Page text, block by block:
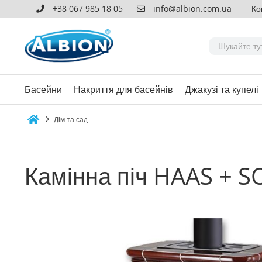
+38 067 985 18 05 info@albion.com.ua
Басейни Накриття для басейнів Джакузі та купелі
Дім та сад
Камінна піч HAAS +